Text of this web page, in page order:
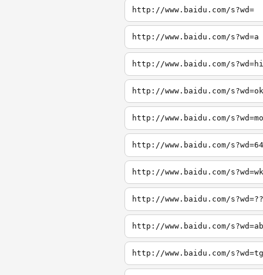
http://www.baidu.com/s?wd=
http://www.baidu.com/s?wd=a
http://www.baidu.com/s?wd=hi
http://www.baidu.com/s?wd=ok
http://www.baidu.com/s?wd=mo
http://www.baidu.com/s?wd=64
http://www.baidu.com/s?wd=wk
http://www.baidu.com/s?wd=??
http://www.baidu.com/s?wd=ab
http://www.baidu.com/s?wd=tg